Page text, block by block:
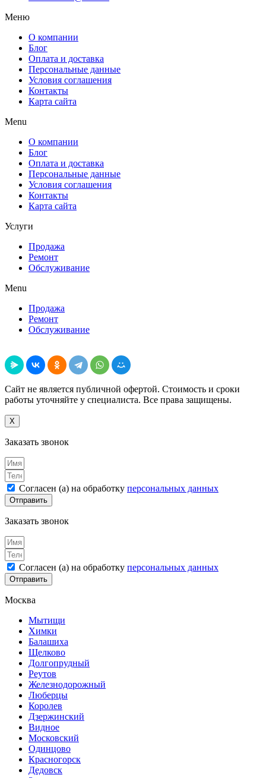
Меню
О компании
Блог
Оплата и доставка
Персональные данные
Условия соглашения
Контакты
Карта сайта
Menu
О компании
Блог
Оплата и доставка
Персональные данные
Условия соглашения
Контакты
Карта сайта
Услуги
Продажа
Ремонт
Обслуживание
Menu
Продажа
Ремонт
Обслуживание
Сайт не является публичной офертой. Стоимость и сроки
работы уточняйте у специалиста. Все права защищены.
X
Заказать звонок
Согласен (а) на обработку персональных данных
Отправить
Заказать звонок
Согласен (а) на обработку персональных данных
Отправить
Москва
Мытищи
Химки
Балашиха
Щелково
Долгопрудный
Реутов
Железнодорожный
Люберцы
Королев
Дзержинский
Видное
Московский
Одинцово
Красногорск
Дедовск